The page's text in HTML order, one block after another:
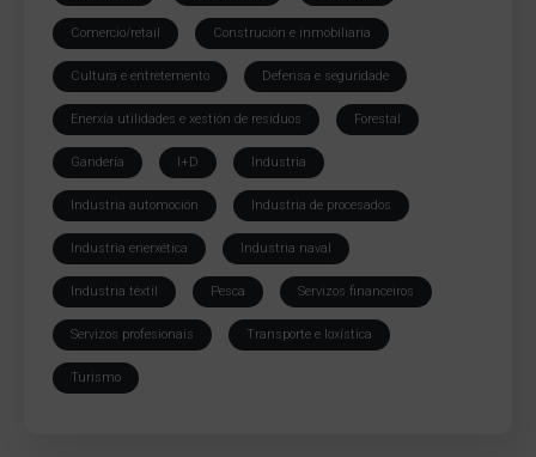
Comercio/retail Construción e inmobiliaria
Cultura e entretemento Defensa e seguridade
Enerxía utilidades e xestión de residuos Forestal
Gandería I+D Industria
Industria automoción Industria de procesados
Industria enerxética Industria naval
Industria téxtil Pesca Servizos financeiros
Servizos profesionais Transporte e loxística
Turismo